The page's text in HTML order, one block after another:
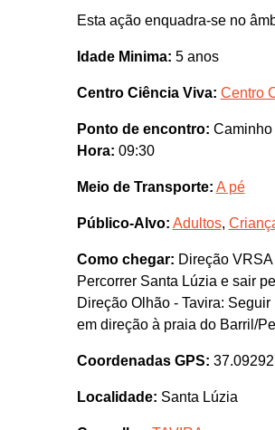
Esta ação enquadra-se no
Idade Minima: 5 anos
Centro Ciência Viva: Centro
Ponto de encontro: Caminho
Hora: 09:30
Meio de Transporte: A pé
Público-Alvo: Adultos,
Como chegar: Direção
Percorrer Santa Lúzia e sair
Direção Olhão - Tavira:
em direção à praia do Barril/
Coordenadas GPS:
Localidade: Santa Lúzia